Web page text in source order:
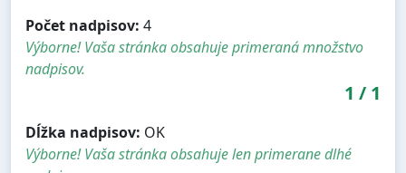
Počet nadpisov: 4
Výborne! Vaša stránka obsahuje primeraná množstvo
nadpisov.
1 / 1
Dĺžka nadpisov: OK
Výborne! Vaša stránka obsahuje len primerane dlhé